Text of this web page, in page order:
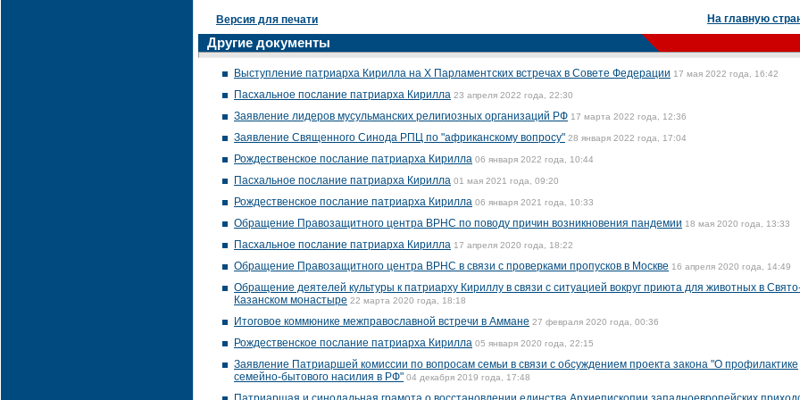
Версия для печати На главную
Другие документы
Выступление патриарха Кирилла на X Парламентских встречах в Совете Федерации 17 мая 2022 года, 16:42
Пасхальное послание патриарха Кирилла 23 апреля 2022 года, 22:30
Заявление лидеров мусульманских религиозных организаций РФ 17 марта 2022 года, 12:36
Заявление Священного Синода РПЦ по "африканскому вопросу" 28 января 2022 года, 17:04
Рождественское послание патриарха Кирилла 06 января 2022 года, 10:44
Пасхальное послание патриарха Кирилла 01 мая 2021 года, 09:20
Рождественское послание патриарха Кирилла 06 января 2021 года, 10:33
Обращение Правозащитного центра ВРНС по поводу причин возникновения пандемии 18 мая 2020 года, 13:33
Пасхальное послание патриарха Кирилла 17 апреля 2020 года, 18:22
Обращение Правозащитного центра ВРНС в связи с проверками пропусков в Москве 16 апреля 2020 года, 14:49
Обращение деятелей культуры к патриарху Кириллу в связи с ситуацией вокруг приюта для животных в
Казанском монастыре 22 марта 2020 года, 18:18
Итоговое коммюнике межправославной встречи в Аммане 27 февраля 2020 года, 00:36
Рождественское послание патриарха Кирилла 05 января 2020 года, 22:15
Заявление Патриаршей комиссии по вопросам семьи в связи с обсуждением проекта закона "О профилактике
семейно-бытового насилия в РФ" 04 декабря 2019 года, 17:48